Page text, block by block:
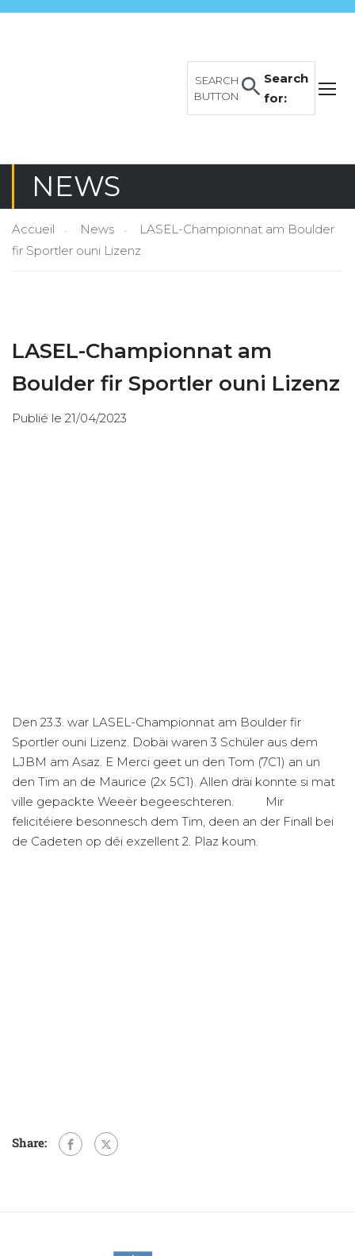
Search
for:
SEARCH
BUTTON
NEWS
Accueil News
LASEL-Championnat am Boulder
fir Sportler ouni Lizenz
LASEL-Championnat am
Boulder fir Sportler ouni Lizenz
Publié le 21/04/2023
Den 23.3. war LASEL-Championnat am Boulder fir
Sportler ouni Lizenz. Dobäi waren 3 Schüler aus dem
LJBM am Asaz. E Merci geet un den Tom (7C1) an un
den Tim an de Maurice (2x 5C1). Allen dräi konnte si mat
ville gepackte Weeër begeeschteren.
Mir
felicitéiere besonnesch dem Tim, deen an der Finall bei
de Cadeten op déi exzellent 2. Plaz koum.
Share: